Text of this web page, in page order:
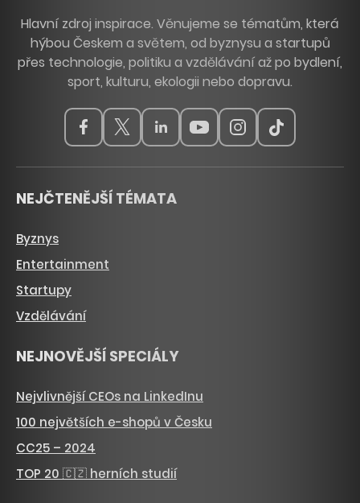
Hlavní zdroj inspirace. Věnujeme se tématům, která
hýbou Českem a světem, od byznysu a startupů
přes technologie, politiku a vzdělávání až po bydlení,
sport, kulturu, ekologii nebo dopravu.
NEJČTENĚJŠÍ TÉMATA
Byznys
Entertainment
Startupy
Vzdělávání
NEJNOVĚJŠÍ SPECIÁLY
Nejvlivnější CEOs na LinkedInu
100 největších e-shopů v Česku
CC25 – 2024
TOP 20 🇨🇿 herních studií